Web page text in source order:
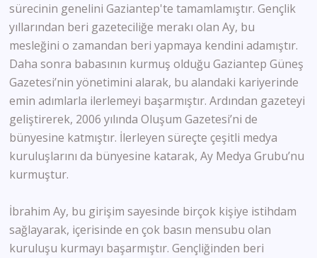
sürecinin genelini Gaziantep'te tamamlamıştır. Gençlik
yıllarından beri gazeteciliğe merakı olan Ay, bu
mesleğini o zamandan beri yapmaya kendini adamıştır.
Daha sonra babasının kurmuş olduğu Gaziantep Güneş
Gazetesi’nin yönetimini alarak, bu alandaki kariyerinde
emin adımlarla ilerlemeyi başarmıştır. Ardından gazeteyi
geliştirerek, 2006 yılında Oluşum Gazetesi’ni de
bünyesine katmıştır. İlerleyen süreçte çeşitli medya
kuruluşlarını da bünyesine katarak, Ay Medya Grubu’nu
kurmuştur.
İbrahim Ay, bu girişim sayesinde birçok kişiye istihdam
sağlayarak, içerisinde en çok basın mensubu olan
kuruluşu kurmayı başarmıştır. Gençliğinden beri